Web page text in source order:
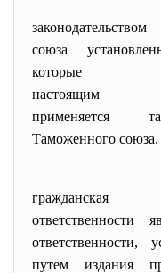
союза
которые
настоящим
применяется
Таможенного союза.
ответственности
ответственности,
путем издания